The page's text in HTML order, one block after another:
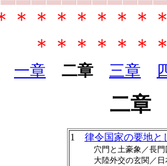
＊＊＊＊＊＊＊
＊＊＊＊＊＊
一章 二章 三章
二章
1 律令国家の要地と
穴門と土豪象／長門国
大陸外交の玄関／日本